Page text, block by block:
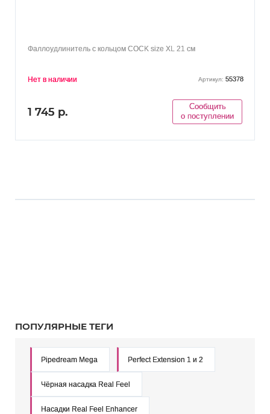
Фаллоудлинитель с кольцом COCK size XL 21 см
Нет в наличии Артикул: 55378
1 745 р.
Сообщить
о поступлении
ПОПУЛЯРНЫЕ ТЕГИ
Pipedream Mega Perfect Extension 1 и 2
Чёрная насадка Real Feel
Насадки Real Feel Enhancer